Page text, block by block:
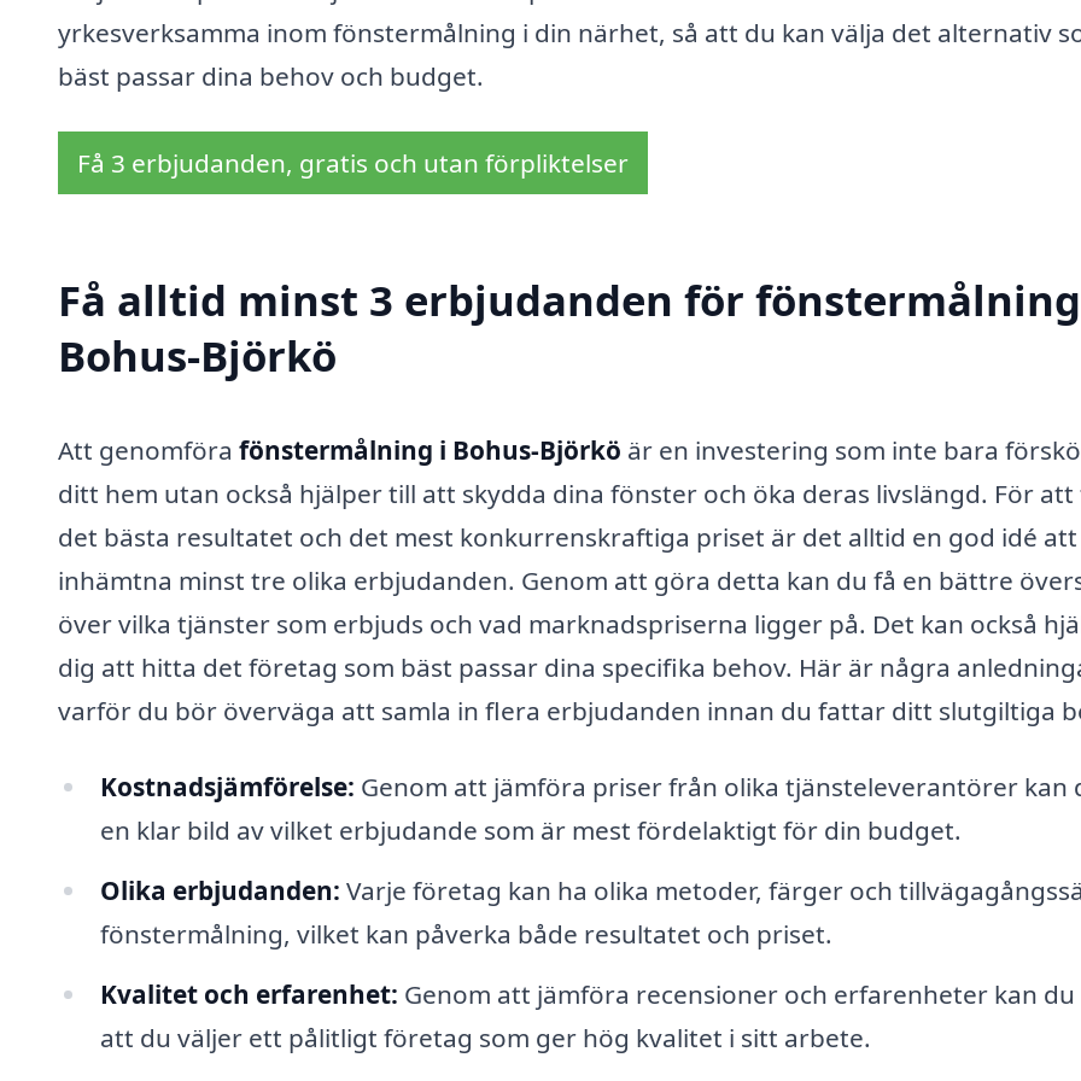
yrkesverksamma inom fönstermålning i din närhet, så att du kan välja det alternativ
bäst passar dina behov och budget.
Få 3 erbjudanden, gratis och utan förpliktelser
Få alltid minst 3 erbjudanden för
Bohus-Björkö
Att genomföra fönstermålning i Bohus-Björkö är en investering som inte bara
ditt hem utan också hjälper till att skydda dina fönster och öka deras livslängd. För att
det bästa resultatet och det mest konkurrenskraftiga priset är det alltid en god idé att
inhämtna minst tre olika erbjudanden. Genom att göra detta kan du få en bättre
över vilka tjänster som erbjuds och vad marknadspriserna ligger på. Det kan också
dig att hitta det företag som bäst passar dina specifika behov. Här är några
varför du bör överväga att samla in flera erbjudanden innan du fattar ditt slutgiltiga
Kostnadsjämförelse: Genom att jämföra priser från olika tjänsteleverantörer kan
en klar bild av vilket erbjudande som är mest fördelaktigt för din budget.
Olika erbjudanden: Varje företag kan ha olika metoder, färger och
fönstermålning, vilket kan påverka både resultatet och priset.
Kvalitet och erfarenhet: Genom att jämföra recensioner och erfarenheter kan du
att du väljer ett pålitligt företag som ger hög kvalitet i sitt arbete.